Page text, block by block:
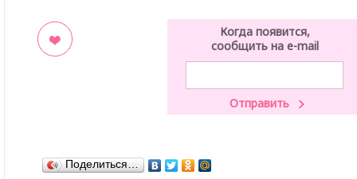
Когда появится,
сообщить на e-mail
Поделиться…